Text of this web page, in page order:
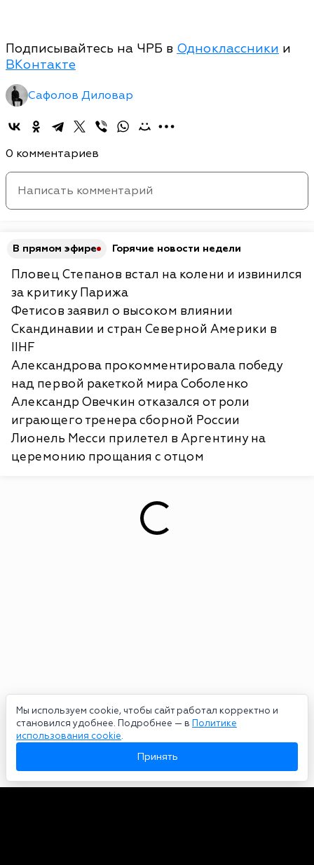
Мы используем cookie, чтобы сайт работал корректно и
становился удобнее. Подробнее — в Политике
использования cookie.
Принять
Подписывайтесь на ЧРБ в Одноклассники и
ВКонтакте
Сафолов Диловар
0 комментариев
В прямом эфире Горячие новости недели
Пловец Степанов встал на колени и извинился
за критику Парижа
Фетисов заявил о высоком влиянии
Скандинавии и стран Северной Америки в
IIHF
Александрова прокомментировала победу
над первой ракеткой мира Соболенко
Александр Овечкин отказался от роли
играющего тренера сборной России
Лионель Месси прилетел в Аргентину на
церемонию прощания с отцом